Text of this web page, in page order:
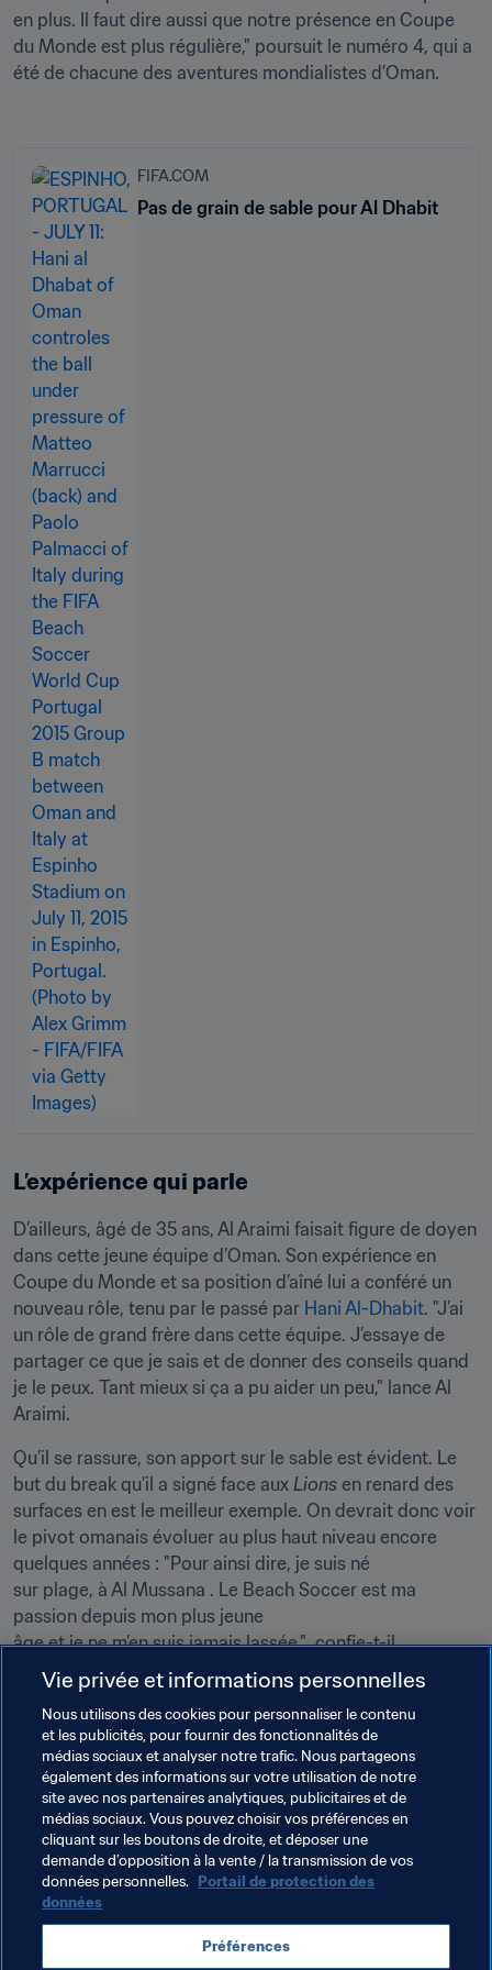
en plus. Il faut dire aussi que notre présence en Coupe
du Monde est plus régulière," poursuit le numéro 4, qui a
été de chacune des aventures mondialistes d’Oman.
FIFA.COM
Pas de grain de sable pour Al Dhabit
L’expérience qui parle
D’ailleurs, âgé de 35 ans, Al Araimi faisait figure de doyen
dans cette jeune équipe d’Oman. Son expérience en
Coupe du Monde et sa position d’aîné lui a conféré un
nouveau rôle, tenu par le passé par Hani Al-Dhabit. "J’ai
un rôle de grand frère dans cette équipe. J’essaye de
partager ce que je sais et de donner des conseils quand
je le peux. Tant mieux si ça a pu aider un peu," lance Al
Araimi.
Qu’il se rassure, son apport sur le sable est évident. Le
but du break qu’il a signé face aux Lions en renard des
surfaces en est le meilleur exemple. On devrait donc voir
le pivot omanais évoluer au plus haut niveau encore
quelques années : "Pour ainsi dire, je suis né
sur plage, à Al Mussana . Le Beach Soccer est ma
passion depuis mon plus jeune
âge et je ne m’en suis jamais lassée,"  confie-t-il.
Et de conclure :  "J’espère donc bien revenir bientôt ! Si
je pouvais disputer des Coupes du monde toute ma vie,
je le ferai !" Ceci n’est qu’un revoir, Oman. Rendez-vous
est pris dans deux ans ?!
Thèmes en lien
Coupe du Monde de Beach Soccer de la FIFA, Russie
2021
Vie privée et informations personnelles
Nous utilisons des cookies pour personnaliser le contenu
et les publicités, pour fournir des fonctionnalités de
médias sociaux et analyser notre trafic. Nous partageons
également des informations sur votre utilisation de notre
site avec nos partenaires analytiques, publicitaires et de
médias sociaux. Vous pouvez choisir vos préférences en
cliquant sur les boutons de droite, et déposer une
demande d’opposition à la vente / la transmission de vos
données personnelles. Portail de protection des
données
Préférences